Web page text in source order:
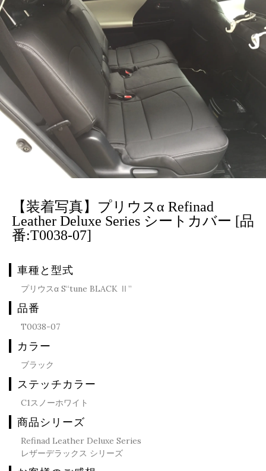
【装着写真】プリウスα Refinad
Leather Deluxe Series シートカバー [品
番:T0038-07]
車種と型式
プリウスα S“tune BLACK Ⅱ”
品番
T0038-07
カラー
ブラック
ステッチカラー
C1スノーホワイト
商品シリーズ
Refinad Leather Deluxe Series
レザーデラックス シリーズ